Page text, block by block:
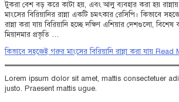
টুকরা বেশ বড় করে কাটা হয়, এবং আলু ব্যবহার করা হয়
মাংসের বিরিয়ানির রান্না একটি চমৎকার রেসিপি। কিভাবে
রান্না করা যায় বিরিয়ানি হচ্ছে দক্ষিণ এশিয়ার দেশগুলো,
মিয়ানমার প্রভৃতি …
কিভাবে সহজেই গরুর মাংসের বিরিয়ানি রান্না করা যায় Read
Lorem ipsum dolor sit amet, mattis consectetuer
justo. Praesent mattis ugue.